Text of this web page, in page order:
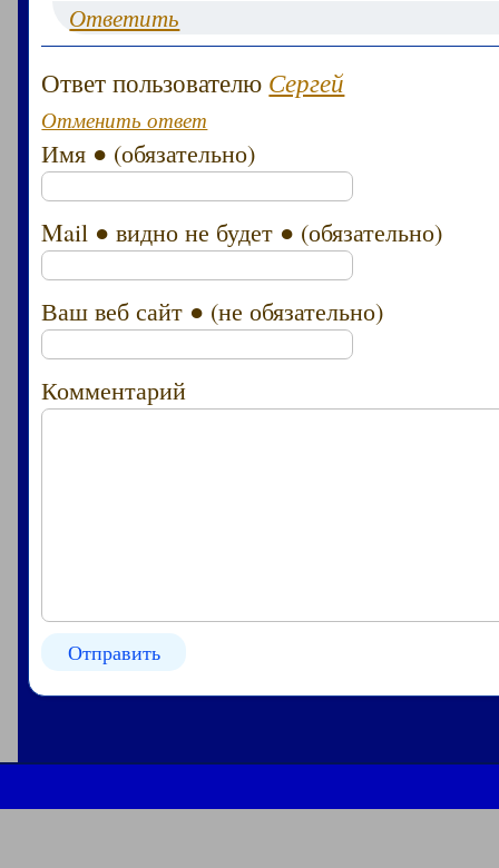
Ответить
Ответ пользователю Сергей
Отменить ответ
Имя ● (обязательно)
Mail ● видно не будет ● (обязательно)
Ваш веб сайт ● (не обязательно)
Комментарий